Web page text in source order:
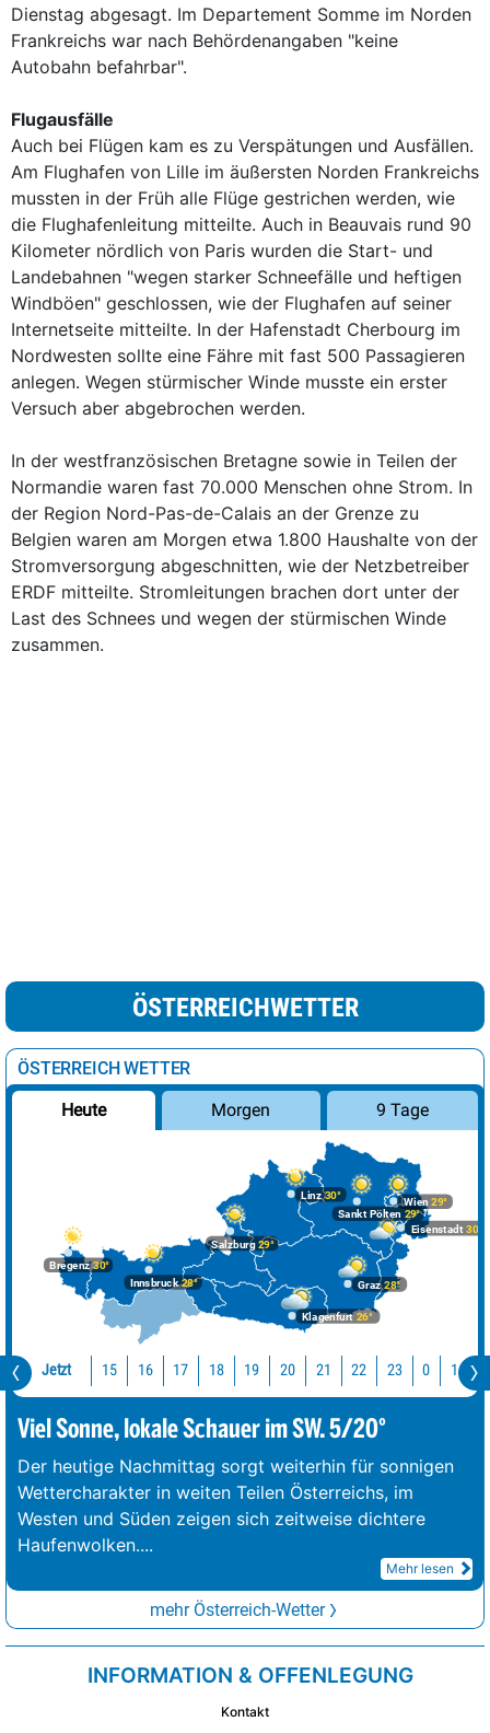
Dienstag abgesagt. Im Departement Somme im Norden
Frankreichs war nach Behördenangaben "keine
Autobahn befahrbar".
Flugausfälle
Auch bei Flügen kam es zu Verspätungen und Ausfällen.
Am Flughafen von Lille im äußersten Norden Frankreichs
mussten in der Früh alle Flüge gestrichen werden, wie
die Flughafenleitung mitteilte. Auch in Beauvais rund 90
Kilometer nördlich von Paris wurden die Start- und
Landebahnen "wegen starker Schneefälle und heftigen
Windböen" geschlossen, wie der Flughafen auf seiner
Internetseite mitteilte. In der Hafenstadt Cherbourg im
Nordwesten sollte eine Fähre mit fast 500 Passagieren
anlegen. Wegen stürmischer Winde musste ein erster
Versuch aber abgebrochen werden.
In der westfranzösischen Bretagne sowie in Teilen der
Normandie waren fast 70.000 Menschen ohne Strom. In
der Region Nord-Pas-de-Calais an der Grenze zu
Belgien waren am Morgen etwa 1.800 Haushalte von der
Stromversorgung abgeschnitten, wie der Netzbetreiber
ERDF mitteilte. Stromleitungen brachen dort unter der
Last des Schnees und wegen der stürmischen Winde
zusammen.
ÖSTERREICHWETTER
ÖSTERREICH WETTER
Heute Morgen 9 Tage
Bregenz30°
Graz28°
Innsbruck28°
Klagenfurt 26°
Linz30°
Salzburg29°
Wien 29°
Eisenstadt 30°
Sankt Pölten 29°
Jetzt 15 16 17 18 19 20 21 22 23 0 1
Viel Sonne, lokale Schauer im SW. 5/20°
Der heutige Nachmittag sorgt weiterhin für sonnigen
Wettercharakter in weiten Teilen Österreichs, im
Westen und Süden zeigen sich zeitweise dichtere
Haufenwolken....
Mehr lesen
mehr Österreich-Wetter
INFORMATION & OFFENLEGUNG
Kontakt